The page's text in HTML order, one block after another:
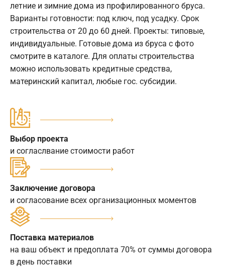
летние и зимние дома из профилированного бруса.
Варианты готовности: под ключ, под усадку. Срок
строительства от 20 до 60 дней. Проекты: типовые,
индивидуальные. Готовые дома из бруса с фото
смотрите в каталоге. Для оплаты строительства
можно использовать кредитные средства,
материнский капитал, любые гос. субсидии.
Выбор проекта
и согласлвание стоимости работ
Заключение договора
и согласование всех организационных моментов
Поставка материалов
на ваш объект и предоплата 70% от суммы договора
в день поставки